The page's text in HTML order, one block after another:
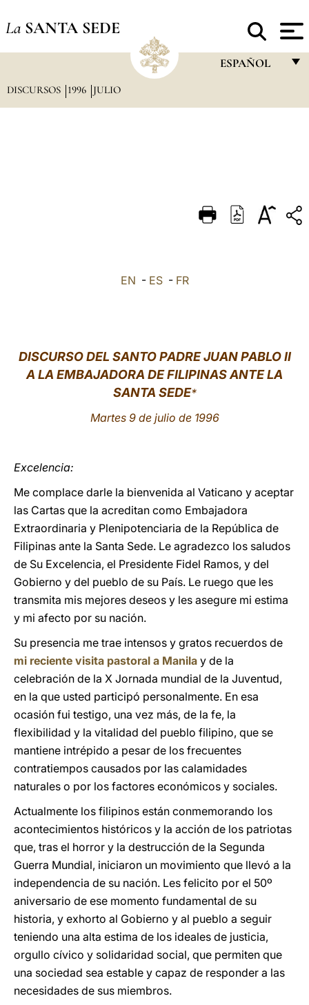
La SANTA SEDE
ESPAÑOL
DEUTSCH
DISCURSOS 1996 JULIO
EN - ES- FR
DISCURSO DEL SANTO PADRE JUAN PABLO II
A LA EMBAJADORA DE FILIPINAS ANTE LA
SANTA SEDE*
Martes 9 de julio de 1996
Excelencia:
Me complace darle la bienvenida al Vaticano y aceptar
las Cartas que la acreditan como Embajadora
Extraordinaria y Plenipotenciaria de la República de
Filipinas ante la Santa Sede. Le agradezco los saludos
de Su Excelencia, el Presidente Fidel Ramos, y del
Gobierno y del pueblo de su País. Le ruego que les
transmita mis mejores deseos y les asegure mi estima
y mi afecto por su nación.
Su presencia me trae intensos y gratos recuerdos de
mi reciente visita pastoral a Manila y de la
celebración de la X Jornada mundial de la Juventud,
en la que usted participó personalmente. En esa
ocasión fui testigo, una vez más, de la fe, la
flexibilidad y la vitalidad del pueblo filipino, que se
mantiene intrépido a pesar de los frecuentes
contratiempos causados por las calamidades
naturales o por los factores económicos y sociales.
Actualmente los filipinos están conmemorando los
acontecimientos históricos y la acción de los patriotas
que, tras el horror y la destrucción de la Segunda
Guerra Mundial, iniciaron un movimiento que llevó a la
independencia de su nación. Les felicito por el 50º
aniversario de ese momento fundamental de su
historia, y exhorto al Gobierno y al pueblo a seguir
teniendo una alta estima de los ideales de justicia,
orgullo cívico y solidaridad social, que permiten que
una sociedad sea estable y capaz de responder a las
necesidades de sus miembros.